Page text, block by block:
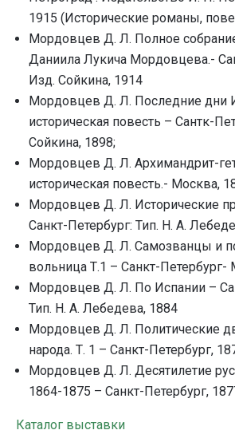
1915 (Исторические романы,
Мордовцев Д. Л. Полное
Даниила Лукича Мордовцева.-
Изд. Сойкина, 1914
Мордовцев Д. Л. Последние дни
историческая повесть – Сантк-
Сойкина, 1898;
Мордовцев Д. Л. Архимандрит-
историческая повесть.- Москва,
Мордовцев Д. Л. Исторические
Санкт-Петербург: Тип. Н. А.
Мордовцев Д. Л. Самозванцы и
вольница Т.1 – Санкт-Петербург-
Мордовцев Д. Л. По Испании –
Тип. Н. А. Лебедева, 1884
Мордовцев Д. Л. Политические
народа. Т. 1 – Санкт-Петербург,
Мордовцев Д. Л. Десятилетие
1864-1875 – Санкт-Петербург,
Каталог выставки